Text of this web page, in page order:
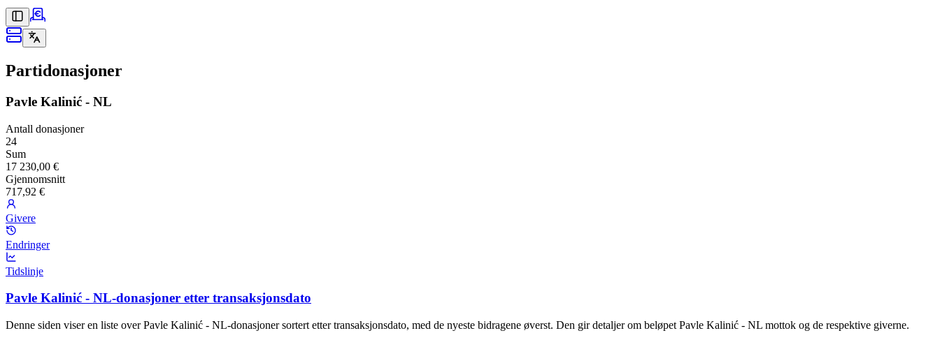
Partidonasjoner
Pavle Kalinić - NL
Antall donasjoner
24
Sum
17 230,00 €
Gjennomsnitt
717,92 €
Givere
Endringer
Tidslinje
Pavle Kalinić - NL-donasjoner etter transaksjonsdato
Denne siden viser en liste over Pavle Kalinić - NL-donasjoner sortert etter transaksjonsdato, med de nyeste bidragene øverst. Den gir detaljer om beløpet Pavle Kalinić - NL mottok og de respektive giverne.